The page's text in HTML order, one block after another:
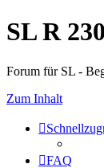
SL R
Forum für SL -
Zum Inhalt
FAQ